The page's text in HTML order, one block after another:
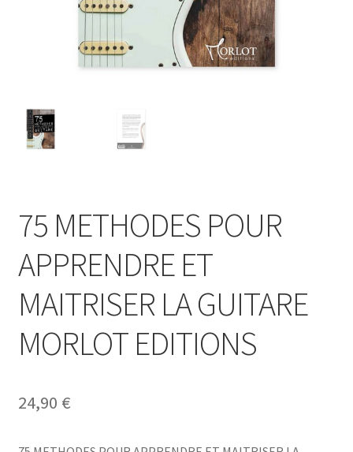
75 METHODES POUR
APPRENDRE ET
MAITRISER LA GUITARE
MORLOT EDITIONS
24,90 €